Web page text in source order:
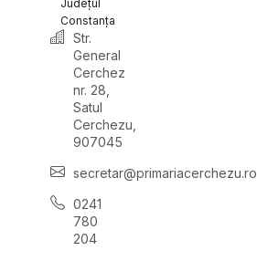
Județul
Constanța
Str.
General
Cerchez
nr. 28,
Satul
Cerchezu,
907045
secretar@primariacerchezu.ro
0241
780
204